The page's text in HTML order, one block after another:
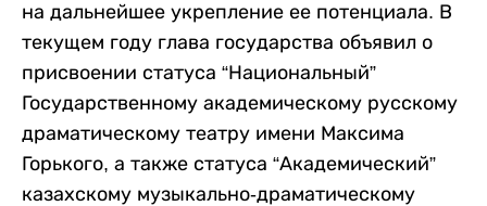
на дальнейшее укрепление ее потенциала. В
текущем году глава государства объявил о
присвоении статуса “Национальный”
Государственному академическому русскому
драматическому театру имени Максима
Горького, а также статуса “Академический”
казахскому музыкально-драматическому